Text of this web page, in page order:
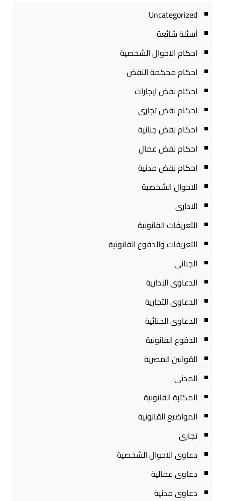
Uncategorized
أسئلة شائعة
احكام الاحوال الشخصية
احكام محكمة النقض
احكام نقض ايجارات
احكام نقض تجارى
احكام نقض جنائية
احكام نقض عمال
احكام نقض مدنية
الاحوال الشخصية
الادارى
التعريفات القانونية
التعريفات والدفوع القانونية
الجنائى
الدعاوى الادارية
الدعاوى التجارية
الدعاوى الجنائية
الدفوع القانونية
القوانين المصرية
المدنى
المكتبة القانونية
المواضيع القانونية
تجارى
دعاوى الاحوال الشخصية
دعاوى عمالية
دعاوى مدنية